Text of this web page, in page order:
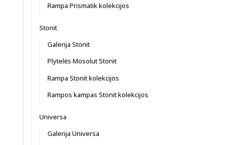
Rampa Prismatik kolekcijos
Stonit
Galerija Stonit
Plytelės Mosolut Stonit
Rampa Stonit kolekcijos
Rampos kampas Stonit kolekcijos
Universa
Galerija Universa